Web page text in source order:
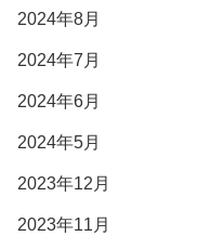
2024年8月
2024年7月
2024年6月
2024年5月
2023年12月
2023年11月